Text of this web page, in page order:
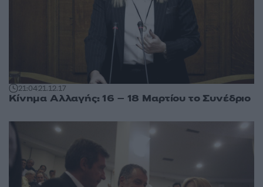
21:0421.12.17
Κίνημα Αλλαγής: 16 – 18 Μαρτίου το Συνέδριο